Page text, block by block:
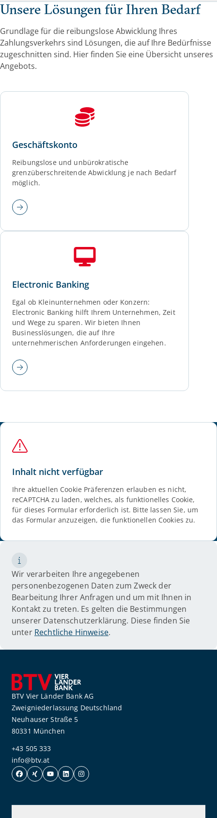
Unsere Lösungen für Ihren Bedarf
Grundlage für die reibungslose Abwicklung Ihres
Zahlungsverkehrs sind Lösungen, die auf Ihre Bedürfnisse
zugeschnitten sind. Hier finden Sie eine Übersicht unseres
Angebots.
Geschäftskonto
Reibungslose und unbürokratische
grenzüberschreitende Abwicklung je nach Bedarf
möglich.
Electronic Banking
Egal ob Kleinunternehmen oder Konzern:
Electronic Banking hilft Ihrem Unternehmen, Zeit
und Wege zu sparen. Wir bieten Ihnen
Businesslösungen, die auf Ihre
unternehmerischen Anforderungen eingehen.
Inhalt nicht verfügbar
Ihre aktuellen Cookie Präferenzen erlauben es nicht,
reCAPTCHA zu laden, welches, als funktionelles Cookie,
für dieses Formular erforderlich ist. Bitte lassen Sie, um
das Formular anzuzeigen, die funktionellen Cookies zu.
Wir verarbeiten Ihre angegebenen
personenbezogenen Daten zum Zweck der
Bearbeitung Ihrer Anfragen und um mit Ihnen in
Kontakt zu treten. Es gelten die Bestimmungen
unserer Datenschutzerklärung. Diese finden Sie
unter Rechtliche Hinweise.
BTV Vier Länder Bank AG
Zweigniederlassung Deutschland
Neuhauser Straße 5
80331 München
+43 505 333
info@btv.at